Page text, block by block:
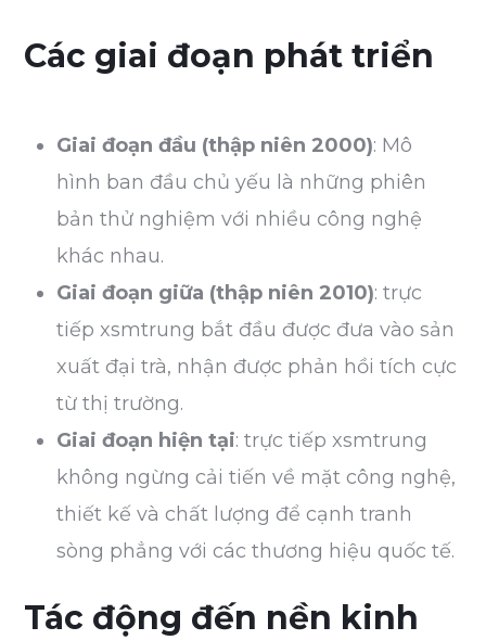
Các giai đoạn phát triển
Giai đoạn đầu (thập niên 2000): Mô
hình ban đầu chủ yếu là những phiên
bản thử nghiệm với nhiều công nghệ
khác nhau.
Giai đoạn giữa (thập niên 2010): trực
tiếp xsmtrung bắt đầu được đưa vào sản
xuất đại trà, nhận được phản hồi tích cực
từ thị trường.
Giai đoạn hiện tại: trực tiếp xsmtrung
không ngừng cải tiến về mặt công nghệ,
thiết kế và chất lượng để cạnh tranh
sòng phẳng với các thương hiệu quốc tế.
Tác động đến nền kinh